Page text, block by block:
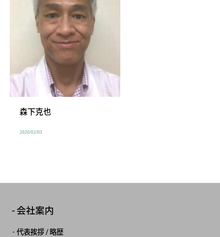
森下克也
2020/02/03
会社案内
代表挨拶 / 略歴